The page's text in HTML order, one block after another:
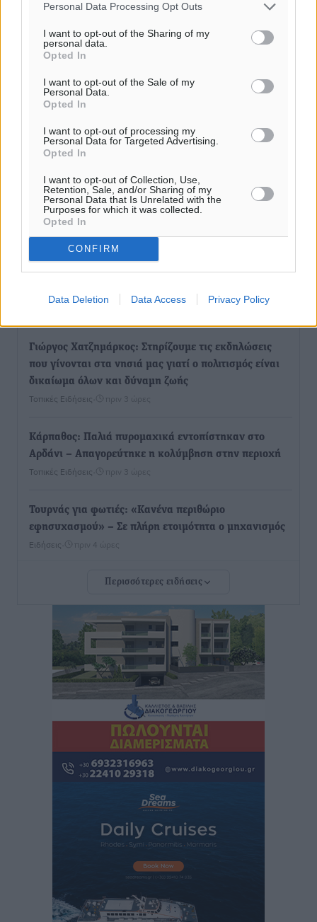
Personal Data Processing Opt Outs
I want to opt-out of the Sharing of my
personal data.
Opted In
I want to opt-out of the Sale of my
Personal Data.
Opted In
I want to opt-out of processing my
Personal Data for Targeted Advertising.
Opted In
I want to opt-out of Collection, Use,
Retention, Sale, and/or Sharing of my
Personal Data that Is Unrelated with the
Purposes for which it was collected.
Opted In
CONFIRM
Data Deletion Data Access Privacy Policy
Αποκαλυπτήρια για την «Ατζέντα 2030» από το βήμα
της ΔΕΘ
Ειδήσεις• πριν 1 ώρα
Από την παράδοση της Ρόδου στα ερευνητικά
εργαστήρια: Το μελεκούνι αποκτά διεθνές
επιστημονικό ενδιαφέρον
Πολιτιστικά• πριν 2 ώρες
Επίσκεψη θα πραγματοποιήσει στη Λέρο τον
Σεπτέμβριο η Όλγα Κεφαλογιάννη
πριν 2 ώρες
Γιώργος Χατζημάρκος: Στηρίζουμε τις εκδηλώσεις
που γίνονται στα νησιά μας γιατί ο πολιτισμός είναι
δικαίωμα όλων και δύναμη ζωής
Τοπικές Ειδήσεις πριν 3 ώρες
Κάρπαθος: Παλιά πυρομαχικά εντοπίστηκαν στο
Αρδάνι – Απαγορεύτηκε η κολύμβηση στην περιοχή
Τοπικές Ειδήσεις πριν 3 ώρες
Τουρνάς για φωτιές: «Κανένα περιθώριο
εφησυχασμού» – Σε πλήρη ετοιμότητα ο μηχανισμός
Ειδήσεις πριν 4 ώρες
Καιρός: Επιμένουν οι υψηλές θερμοκρασίες – Ισχυρά
πριν 5 ώρες
Τα φοιτητικά ενοίκια «τινάζουν στον αέρα» τους
οικογενειακούς προϋπολογισμούς
Δύο νέοι ξενώνες παραδόθηκαν στις Ένοπλες
Δυνάμεις στη νήσο Ρω
Τοπικές Ειδήσεις• πριν 5 ώρες
Συνεχίζεται η έξοδος του Αυγούστου – Πάνω από
πριν 5 ώρες
Μόνιμες θέσεις στους παιδικούς σταθμούς: Οι
για τους δήμους
Περισσότερες ειδήσεις